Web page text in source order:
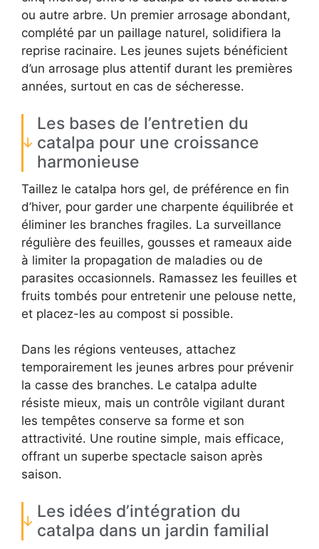
ou autre arbre. Un premier arrosage abondant,
complété par un paillage naturel, solidifiera la
reprise racinaire. Les jeunes sujets bénéficient
d’un arrosage plus attentif durant les premières
années, surtout en cas de sécheresse.
Les bases de l’entretien du
catalpa pour une croissance
harmonieuse
Taillez le catalpa hors gel, de préférence en fin
d’hiver, pour garder une charpente équilibrée et
éliminer les branches fragiles. La surveillance
régulière des feuilles, gousses et rameaux aide
à limiter la propagation de maladies ou de
parasites occasionnels. Ramassez les feuilles et
fruits tombés pour entretenir une pelouse nette,
et placez-les au compost si possible.
Dans les régions venteuses, attachez
temporairement les jeunes arbres pour prévenir
la casse des branches. Le catalpa adulte
résiste mieux, mais un contrôle vigilant durant
les tempêtes conserve sa forme et son
attractivité. Une routine simple, mais efficace,
offrant un superbe spectacle saison après
saison.
Les idées d’intégration du
catalpa dans un jardin familial